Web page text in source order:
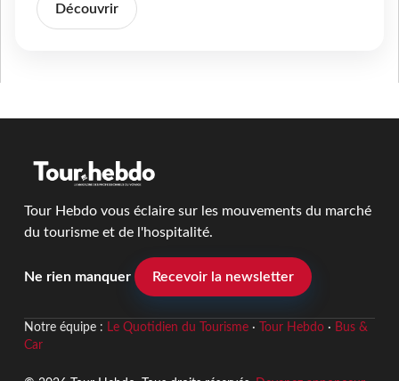
Découvrir
Tour Hebdo vous éclaire sur les mouvements du marché
du tourisme et de l'hospitalité.
Ne rien manquer Recevoir la newsletter
Notre équipe : Le Quotidien du Tourisme· Tour Hebdo· Bus &
Car